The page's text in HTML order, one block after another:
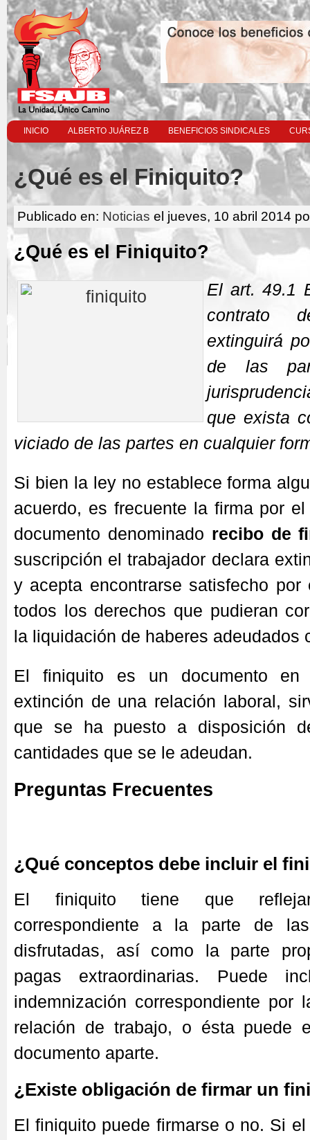
INICIO ALBERTO JUÁREZ B BENEFICIOS SINDICALES
¿Qué es el Finiquito?
Publicado en: Noticias el jueves, 10 abril 2014
¿Qué es el Finiquito?
El art. 49.1
contrato
extinguirá
de las
que exista
viciado de las partes en cualquier
Si bien la ley no establece forma
acuerdo, es frecuente la firma por
documento denominado recibo de
suscripción el trabajador declara
y acepta encontrarse satisfecho por
todos los derechos que pudieran
la liquidación de haberes adeudados
El finiquito es un documento
extinción de una relación laboral,
que se ha puesto a disposición
cantidades que se le adeudan.
Preguntas Frecuentes
¿Qué conceptos debe incluir el
El finiquito tiene que
correspondiente a la parte de
disfrutadas, así como la parte
pagas extraordinarias. Puede
indemnización correspondiente por
relación de trabajo, o ésta puede
documento aparte.
¿Existe obligación de firmar un
El finiquito puede firmarse o no. Si